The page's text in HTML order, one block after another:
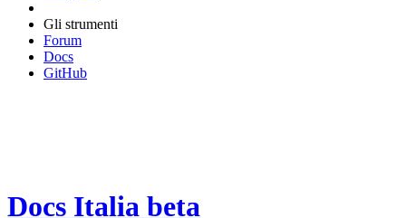
Gli strumenti
Forum
Docs
GitHub
Docs Italia beta